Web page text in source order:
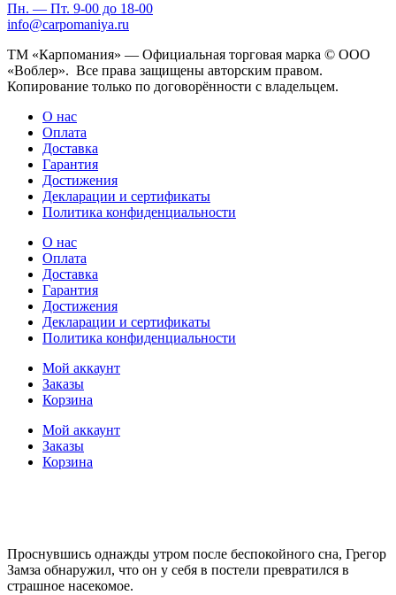
Пн. — Пт. 9-00 до 18-00
info@carpomaniya.ru
ТМ «Карпомания» — Официальная торговая марка © ООО
«Воблер». Все права защищены авторским правом.
Копирование только по договорённости с владельцем.
О нас
Оплата
Доставка
Гарантия
Достижения
Декларации и сертификаты
Политика конфиденциальности
О нас
Оплата
Доставка
Гарантия
Достижения
Декларации и сертификаты
Политика конфиденциальности
Мой аккаунт
Заказы
Корзина
Мой аккаунт
Заказы
Корзина
Проснувшись однажды утром после беспокойного сна, Грегор
Замза обнаружил, что он у себя в постели превратился в
страшное насекомое.